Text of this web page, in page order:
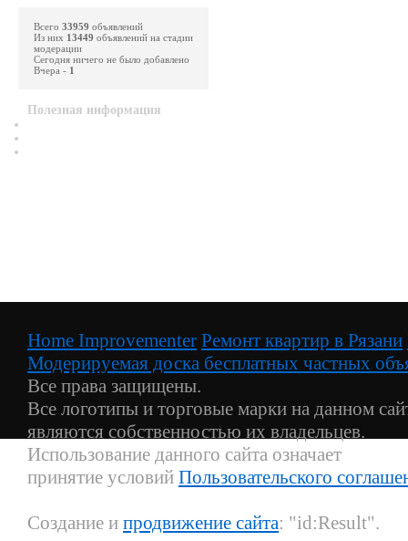
Всего 33959 объявлений
Из них 13449 объявлений на стадии
модерации
Сегодня ничего не было добавлено
Вчера - 1
Полезная информация
Home Improvementer Ремонт квартир в Рязани
Модерируемая доска бесплатных частных
Все права защищены.
Все логотипы и торговые марки на данном
являются собственностью их владельцев.
Использование данного сайта означает
принятие условий Пользовательского
Создание и продвижение сайта: "id:Result".